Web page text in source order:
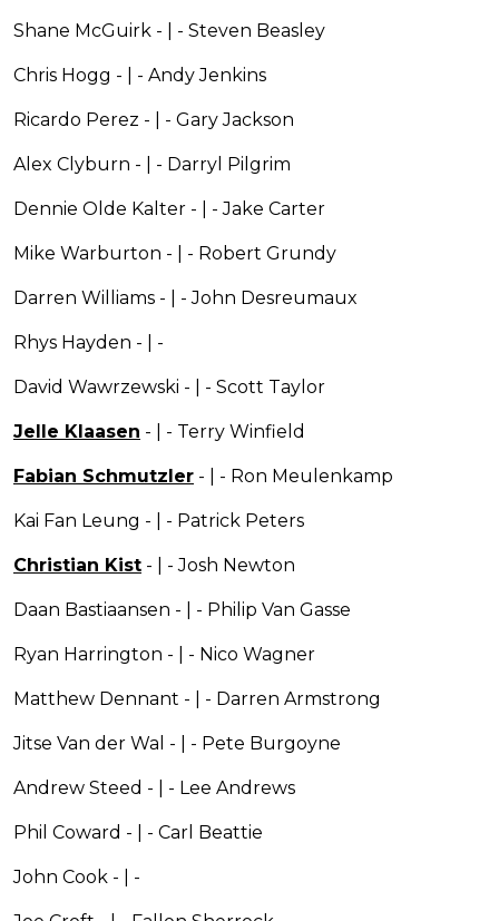
Shane McGuirk - | - Steven Beasley
Chris Hogg - | - Andy Jenkins
Ricardo Perez - | - Gary Jackson
Alex Clyburn - | - Darryl Pilgrim
Dennie Olde Kalter - | - Jake Carter
Mike Warburton - | - Robert Grundy
Darren Williams - | - John Desreumaux
Rhys Hayden - | -
David Wawrzewski - | - Scott Taylor
Jelle Klaasen - | - Terry Winfield
Fabian Schmutzler - | - Ron Meulenkamp
Kai Fan Leung - | - Patrick Peters
Christian Kist - | - Josh Newton
Daan Bastiaansen - | - Philip Van Gasse
Ryan Harrington - | - Nico Wagner
Matthew Dennant - | - Darren Armstrong
Jitse Van der Wal - | - Pete Burgoyne
Andrew Steed - | - Lee Andrews
Phil Coward - | - Carl Beattie
John Cook - | -